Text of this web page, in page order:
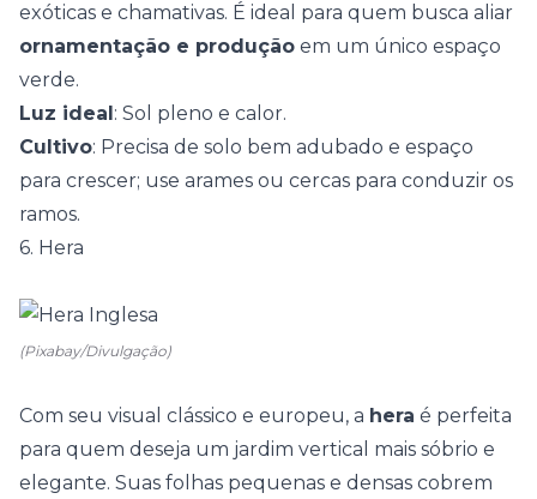
exóticas e chamativas. É ideal para quem busca aliar
ornamentação e produção em um único espaço
verde.
Luz ideal: Sol pleno e calor.
Cultivo: Precisa de solo bem adubado e espaço
para crescer; use arames ou cercas para conduzir os
ramos.
6. Hera
(Pixabay/Divulgação)
Com seu visual clássico e europeu, a hera é perfeita
para quem deseja um jardim vertical mais sóbrio e
elegante. Suas folhas pequenas e densas cobrem